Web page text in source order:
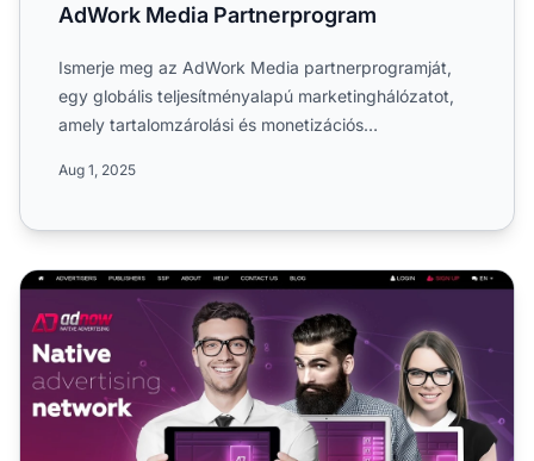
AdWork Media Partnerprogram
Ismerje meg az AdWork Media partnerprogramját,
egy globális teljesítményalapú marketinghálózatot,
amely tartalomzárolási és monetizációs
Aug 1, 2025
AdNow Partnerprogram